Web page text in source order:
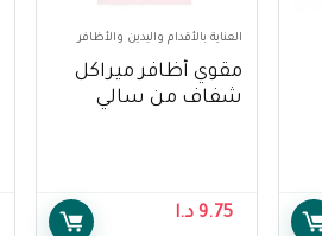
العناية بالأقدام واليدين والأظافر
مقوي أظافر ميراكل
شفاف من سالي
9.75 د.ا